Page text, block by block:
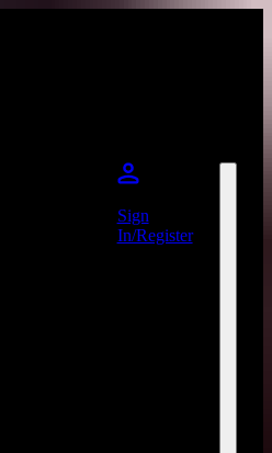
Sign
In/Register